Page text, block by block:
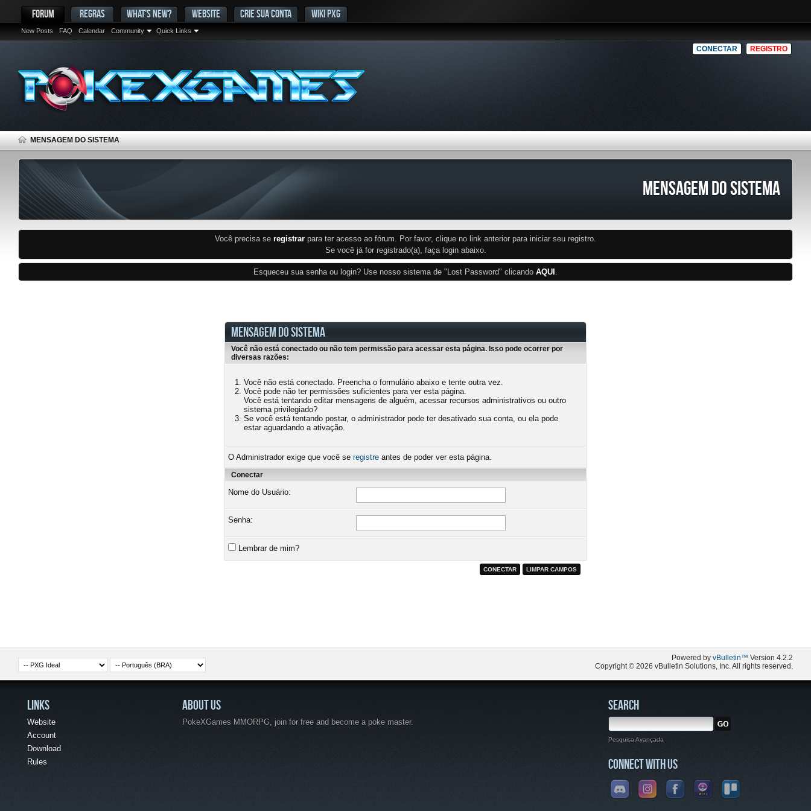
FORUM
New Posts FAQ Calendar Community Quick Links
REGRAS WHAT'S NEW? WEBSITE CRIE SUA CONTA WIKI PXG
CONECTAR REGISTRO
MENSAGEM DO SISTEMA
MENSAGEM DO SISTEMA
Você precisa se registrar para ter acesso ao fórum. Por favor, clique no link anterior para iniciar seu registro.
Se você já for registrado(a), faça login abaixo.
Esqueceu sua senha ou login? Use nosso sistema de "Lost Password" clicando AQUI .
MENSAGEM DO SISTEMA
Você não está conectado ou não tem permissão para acessar esta página. Isso pode ocorrer por
diversas razões:
Você não está conectado. Preencha o formulário abaixo e tente outra vez.
Você pode não ter permissões suficientes para ver esta página.
Você está tentando editar mensagens de alguém, acessar recursos administrativos ou outro
sistema privilegiado?
Se você está tentando postar, o administrador pode ter desativado sua conta, ou ela pode
estar aguardando a ativação.
O Administrador exige que você se registre antes de poder ver esta página.
Conectar
Nome do Usuário:
Senha:
Lembrar de mim?
Powered by vBulletin™ Version 4.2.2
Copyright © 2026 vBulletin Solutions, Inc. All rights reserved.
LINKS
Website
Account
Download
Rules
ABOUT US
PokeXGames MMORPG, join for free and become a poke master.
SEARCH
Pesquisa Avançada
CONNECT WITH US